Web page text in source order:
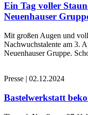
Ein Tag voller
Neuenhauser
Mit großen Augen und
Nachwuchstalente am 3.
Neuenhauser Gruppe.
Presse | 02.12.2024
Bastelwerkstatt